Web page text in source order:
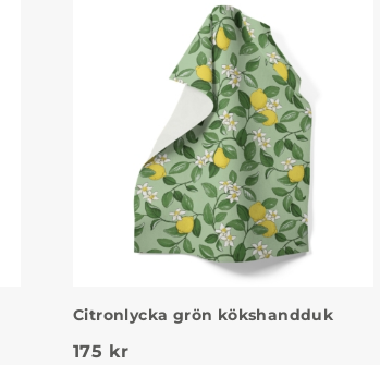
Citronlycka grön kökshandduk
175 kr